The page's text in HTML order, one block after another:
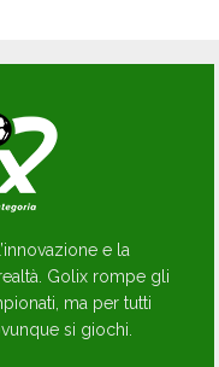
e la
Golix rompe gli
ma per tutti
si giochi.